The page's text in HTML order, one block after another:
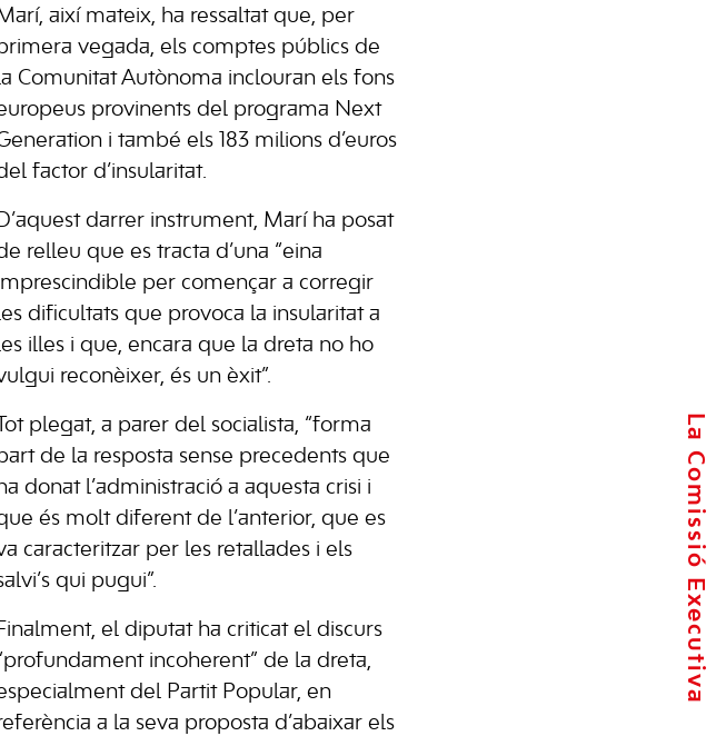
La Comissió Executiva
així mateix, ha ressaltat que, per
vegada, els comptes públics de
Comunitat Autònoma inclouran els fons
provinents del programa Next
i també els 183 milions d’euros
factor d’insularitat.
D’aquest darrer instrument, Marí ha posat
relleu que es tracta d’una “eina
per començar a corregir
dificultats que provoca la insularitat a
illes i que, encara que la dreta no ho
reconèixer, és un èxit”.
Tot plegat, a parer del socialista, “forma
de la resposta sense precedents que
donat l’administració a aquesta crisi i
és molt diferent de l’anterior, que es
caracteritzar per les retallades i els
qui pugui”.
Finalment, el diputat ha criticat el discurs
incoherent” de la dreta,
del Partit Popular, en
a la seva proposta d’abaixar els